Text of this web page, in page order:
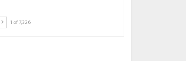
1 of 7,326